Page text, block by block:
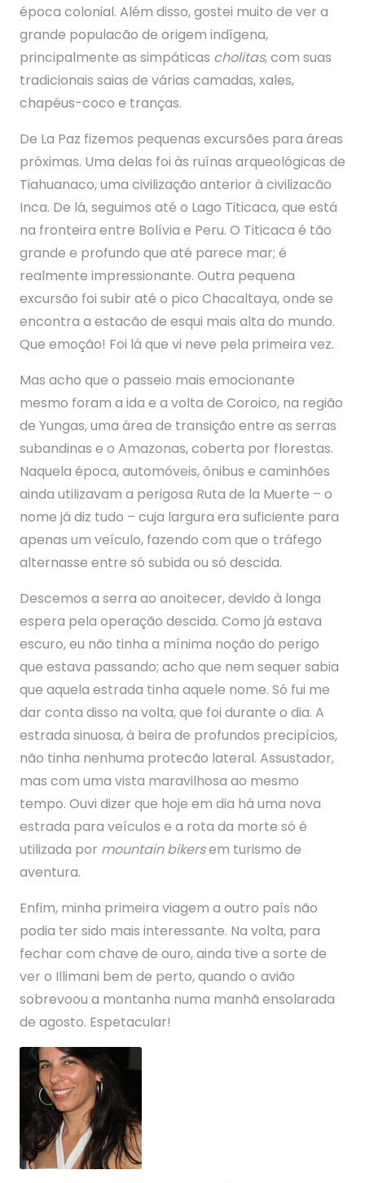
época colonial. Além disso, gostei muito de ver a
grande populacão de origem indígena,
principalmente as simpáticas cholitas, com suas
tradicionais saias de várias camadas, xales,
chapéus-coco e tranças.
De La Paz fizemos pequenas excursões para áreas
próximas. Uma delas foi às ruínas arqueológicas de
Tiahuanaco, uma civilização anterior à civilizacão
Inca. De lá, seguimos até o Lago Titicaca, que está
na fronteira entre Bolívia e Peru. O Titicaca é tão
grande e profundo que até parece mar; é
realmente impressionante. Outra pequena
excursão foi subir até o pico Chacaltaya, onde se
encontra a estacão de esqui mais alta do mundo.
Que emoção! Foi lá que vi neve pela primeira vez.
Mas acho que o passeio mais emocionante
mesmo foram a ida e a volta de Coroico, na região
de Yungas, uma área de transição entre as serras
subandinas e o Amazonas, coberta por florestas.
Naquela época, automóveis, ônibus e caminhões
ainda utilizavam a perigosa Ruta de la Muerte – o
nome já diz tudo – cuja largura era suficiente para
apenas um veículo, fazendo com que o tráfego
alternasse entre só subida ou só descida.
Descemos a serra ao anoitecer, devido à longa
espera pela operação descida. Como já estava
escuro, eu não tinha a mínima noção do perigo
que estava passando; acho que nem sequer sabia
que aquela estrada tinha aquele nome. Só fui me
dar conta disso na volta, que foi durante o dia. A
estrada sinuosa, à beira de profundos precipícios,
não tinha nenhuma protecão lateral. Assustador,
mas com uma vista maravilhosa ao mesmo
tempo. Ouvi dizer que hoje em dia há uma nova
estrada para veículos e a rota da morte só é
utilizada por mountain bikersem turismo de
aventura.
Enfim, minha primeira viagem a outro país não
podia ter sido mais interessante. Na volta, para
fechar com chave de ouro, ainda tive a sorte de
ver o Illimani bem de perto, quando o avião
sobrevoou a montanha numa manhã ensolarada
de agosto. Espetacular!